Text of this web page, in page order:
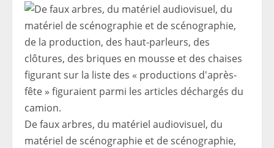
De faux arbres, du matériel audiovisuel, du
matériel de scénographie et de scénographie,